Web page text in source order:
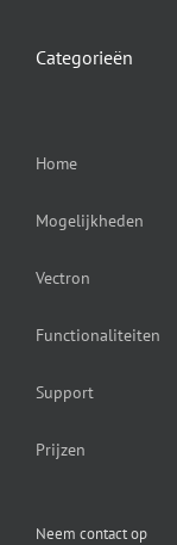
Categorieën
Home
Mogelijkheden
Vectron
Functionaliteiten
Support
Prijzen
Neem contact op